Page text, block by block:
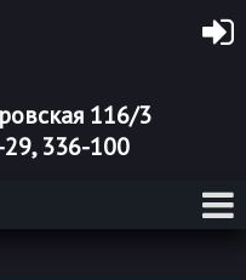
116/3
336-100